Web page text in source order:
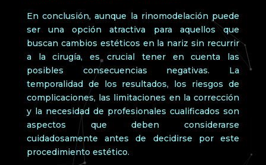
En conclusión, aunque la rinomodelación puede
ser una opción atractiva para aquellos que
buscan cambios estéticos en la nariz sin recurrir
a la cirugía, es crucial tener en cuenta las
posibles consecuencias negativas. La
temporalidad de los resultados, los riesgos de
complicaciones, las limitaciones en la corrección
y la necesidad de profesionales cualificados son
aspectos que deben considerarse
cuidadosamente antes de decidirse por este
procedimiento estético.